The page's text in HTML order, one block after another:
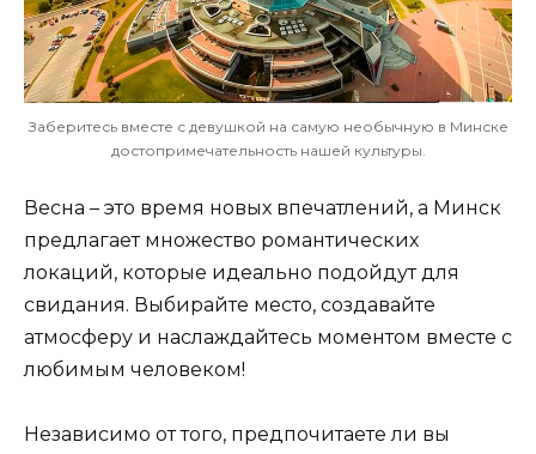
Заберитесь вместе с девушкой на самую необычную в Минске
достопримечательность нашей культуры.
Весна – это время новых впечатлений, а Минск
предлагает множество романтических
локаций, которые идеально подойдут для
свидания. Выбирайте место, создавайте
атмосферу и наслаждайтесь моментом вместе с
любимым человеком!
Независимо от того, предпочитаете ли вы